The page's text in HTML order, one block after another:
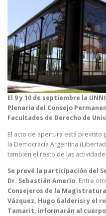
El 9 y 10 de septiembre la
Plenaria del Consejo
Facultades de Derecho de
El acto de apertura está previsto
la Democracia Argentina
también el resto de las
Se prevé la participación del
Dr. Sebastián Amerio. Entre
Consejeros de la
Vázquez, Hugo Galderisi y el
Tamarit, informarán al